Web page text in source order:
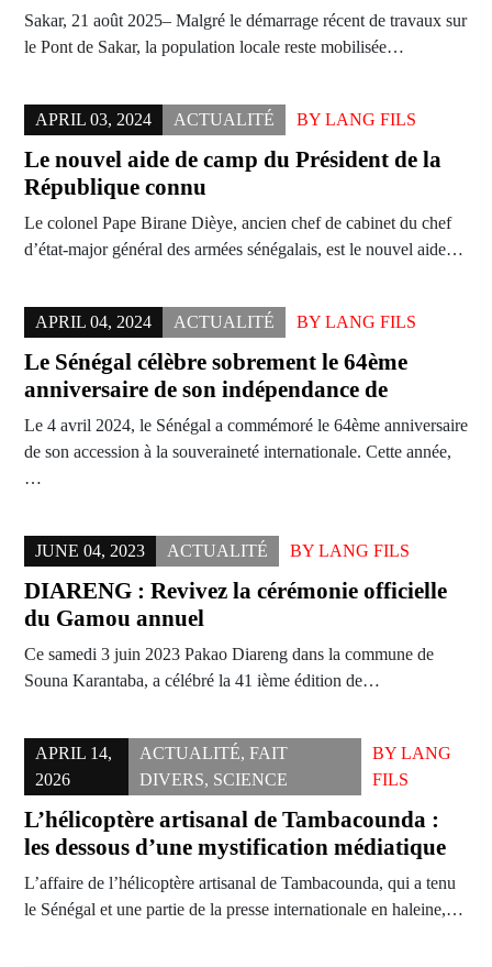
Sakar, 21 août 2025– Malgré le démarrage récent de travaux sur
le Pont de Sakar, la population locale reste mobilisée…
APRIL 03, 2024 ACTUALITÉ BY LANG FILS
Le nouvel aide de camp du Président de la
République connu
Le colonel Pape Birane Dièye, ancien chef de cabinet du chef
d’état-major général des armées sénégalais, est le nouvel aide…
APRIL 04, 2024 ACTUALITÉ BY LANG FILS
Le Sénégal célèbre sobrement le 64ème
anniversaire de son indépendance de
Le 4 avril 2024, le Sénégal a commémoré le 64ème anniversaire
de son accession à la souveraineté internationale. Cette année,
…
JUNE 04, 2023 ACTUALITÉ BY LANG FILS
DIARENG : Revivez la cérémonie officielle
du Gamou annuel
Ce samedi 3 juin 2023 Pakao Diareng dans la commune de
Souna Karantaba, a célébré la 41 ième édition de…
APRIL 14,
2026
ACTUALITÉ, FAIT
DIVERS, SCIENCE
BYLANG
FILS
L’hélicoptère artisanal de Tambacounda :
les dessous d’une mystification médiatique
L’affaire de l’hélicoptère artisanal de Tambacounda, qui a tenu
le Sénégal et une partie de la presse internationale en haleine,…